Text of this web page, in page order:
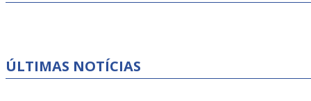
ÚLTIMAS NOTÍCIAS